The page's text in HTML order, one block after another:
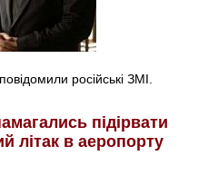
російські ЗМІ.
підірвати
літак в аеропорту